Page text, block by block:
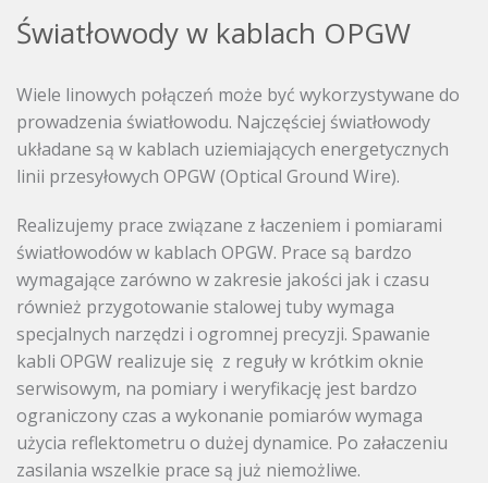
Światłowody w kablach OPGW
Wiele linowych połączeń może być wykorzystywane do
prowadzenia światłowodu. Najczęściej światłowody
układane są w kablach uziemiających energetycznych
linii przesyłowych OPGW (Optical Ground Wire).
Realizujemy prace związane z łaczeniem i pomiarami
światłowodów w kablach OPGW. Prace są bardzo
wymagające zarówno w zakresie jakości jak i czasu
również przygotowanie stalowej tuby wymaga
specjalnych narzędzi i ogromnej precyzji. Spawanie
kabli OPGW realizuje się z reguły w krótkim oknie
serwisowym, na pomiary i weryfikację jest bardzo
ograniczony czas a wykonanie pomiarów wymaga
użycia reflektometru o dużej dynamice. Po załaczeniu
zasilania wszelkie prace są już niemożliwe.